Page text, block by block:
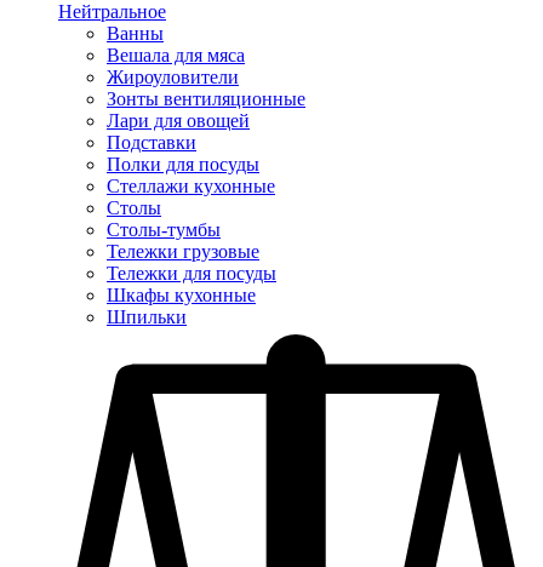
Нейтральное
Ванны
Вешала для мяса
Жироуловители
Зонты вентиляционные
Лари для овощей
Подставки
Полки для посуды
Стеллажи кухонные
Столы
Столы-тумбы
Тележки грузовые
Тележки для посуды
Шкафы кухонные
Шпильки